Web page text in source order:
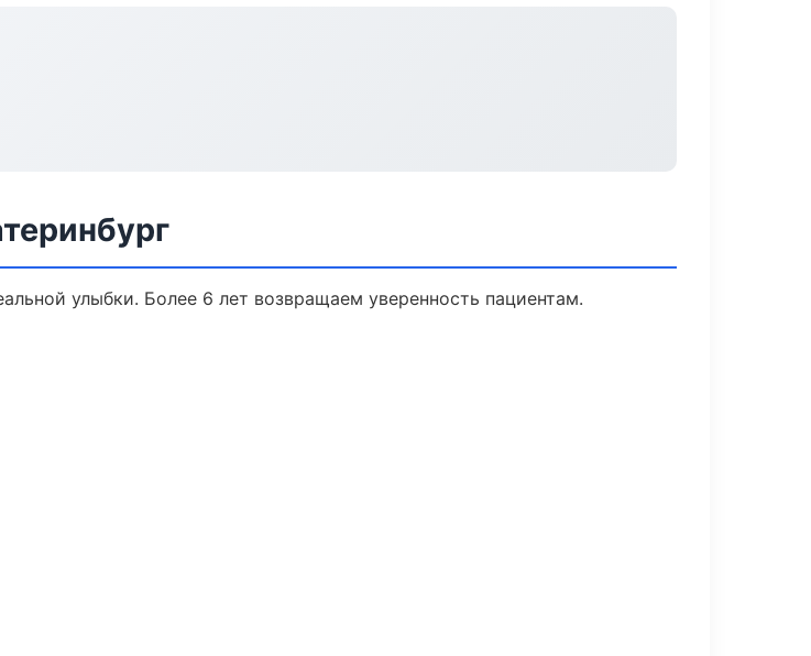
улыбки. Более 6 лет возвращаем уверенность пациентам.